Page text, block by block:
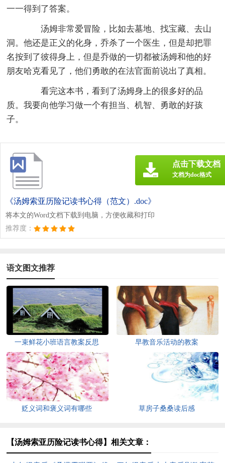
一一得到了答案。
汤姆非常爱冒险，比如去墓地、找宝藏、去山
洞。他还是正义的化身，乔杀了一个医生，但是却把罪
名按到了彼得身上，但是乔做的一切都被汤姆和他的好
朋友哈克看见了，他们勇敢的在法官面前说出了真相。
看完这本书，看到了汤姆身上的很多好的品
质。我要向他学习做一个有担当、机智、勇敢的好孩
子。
《汤姆索亚历险记读书心得（范文）.doc》
将本文的Word文档下载到电脑，方便收藏和打印
推荐度：
点击下载文档
文档为doc格式
语文图文推荐
一束鲜花小班语言教案反思 早教音乐活动的教案
贬义词和褒义词有哪些 草房子桑桑读后感
【汤姆索亚历险记读书心得】相关文章：